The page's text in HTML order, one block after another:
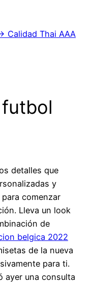
Calidad Thai AAA
detalles que
y
comenzar
Lleva un look
de
belgica 2022
de la nueva
para ti.
ayer una consulta